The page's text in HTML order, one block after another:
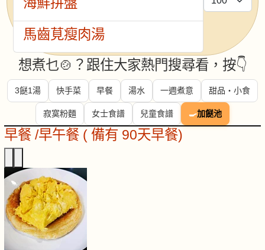
海鮮拼盤
馬齒莧瘦肉湯
想煮乜🍲？跟住大家熱門搜尋看，按👇
3餸1湯 快手菜 早餐 湯水 一週煮意 甜品・小食
寂寞粉麵 女士食譜 兒童食譜 🍳加餸池
早餐 /早午餐 ( 備有 90天早餐)